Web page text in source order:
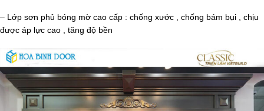
– Lớp sơn phủ bóng mờ cao cấp : chống xước , chống bám bụi , chịu
được áp lực cao , tăng độ bền